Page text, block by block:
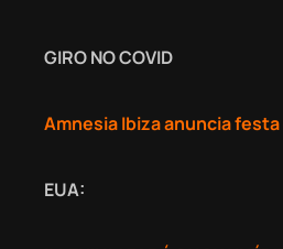
GIRO NO COVID
Amnesia Ibiza anuncia
EUA: